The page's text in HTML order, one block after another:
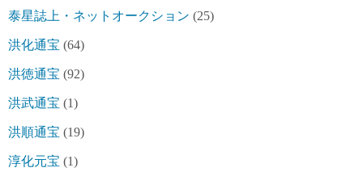
泰星誌上・ネットオークション (25)
洪化通宝 (64)
洪徳通宝 (92)
洪武通宝 (1)
洪順通宝 (19)
淳化元宝 (1)